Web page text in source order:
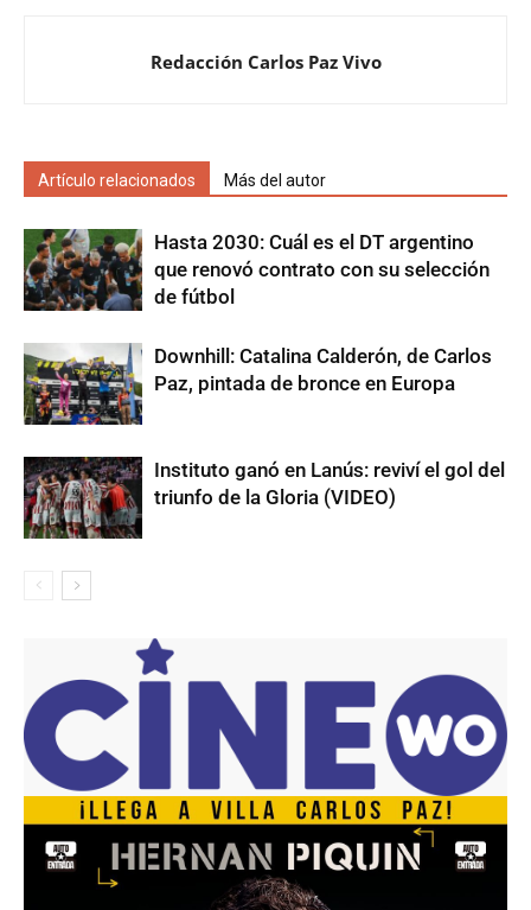
Redacción Carlos Paz Vivo
Artículo relacionados Más del autor
Hasta 2030: Cuál es el DT argentino
que renovó contrato con su selección
de fútbol
Downhill: Catalina Calderón, de Carlos
Paz, pintada de bronce en Europa
Instituto ganó en Lanús: reviví el gol del
triunfo de la Gloria (VIDEO)